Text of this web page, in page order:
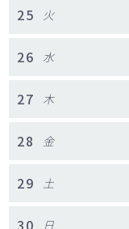
25 火
26 水
27 木
28 金
29 土
30 日